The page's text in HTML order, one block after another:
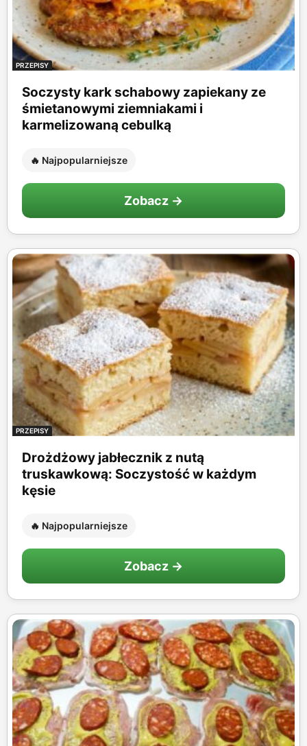
PRZEPISY
Soczysty kark schabowy zapiekany ze
śmietanowymi ziemniakami i
karmelizowaną cebulką
🔥 Najpopularniejsze
Zobacz →
PRZEPISY
Drożdżowy jabłecznik z nutą
truskawkową: Soczystość w każdym
kęsie
🔥 Najpopularniejsze
Zobacz →